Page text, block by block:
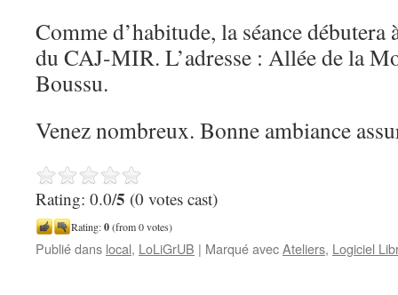
Comme d’habitude, la séance débutera
du CAJ-MIR. L’adresse : Allée de la
Boussu.
Venez nombreux. Bonne ambiance
Rating: 0.0/5 (0 votes cast)
Rating:0(from 0 votes)
Publié dans local, LoLiGrUB | Marqué avecAteliers, Logiciel